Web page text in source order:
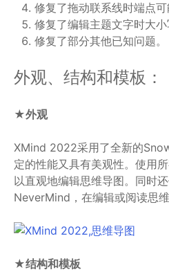
修复了拖动联系线时端点可
修复了编辑主题文字时大
修复了部分其他已知问题。
外观、结构和模板：
★外观
XMind 2022采用了全新的
定的性能又具有美观性。使用
以直观地编辑思维导图。同时
NeverMind，在编辑或阅读思
★结构和模板